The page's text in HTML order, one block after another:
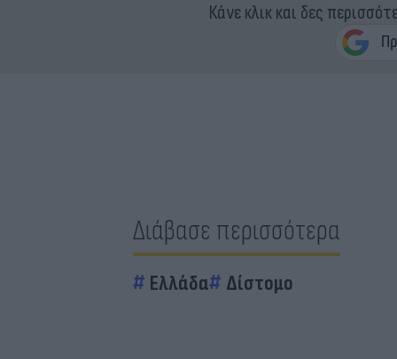
Κάνε κλικ και δες
Διάβασε περισσότερα
Ελλάδα Δίστομο